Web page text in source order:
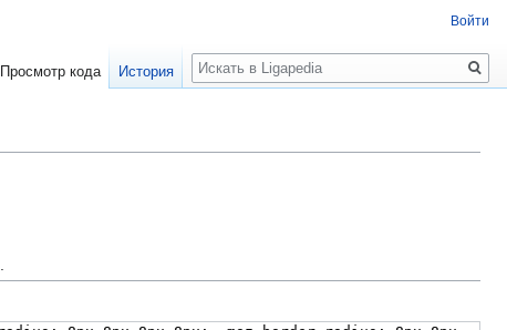
Войти
Просмотр кода История
Поиск